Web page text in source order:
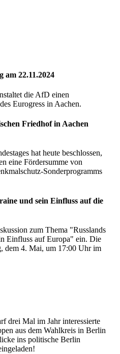
am 22.11.2024
die AfD einen
Eurogress in Aachen.
Friedhof in Aachen
hat heute beschlossen,
eine Fördersumme von
Sonderprogramms
und sein Einfluss auf die
zum Thema "Russlands
Einfluss auf Europa" ein. Die
dem 4. Mai, um 17:00 Uhr im
drei Mal im Jahr interessierte
aus dem Wahlkreis in Berlin
ins politische Berlin